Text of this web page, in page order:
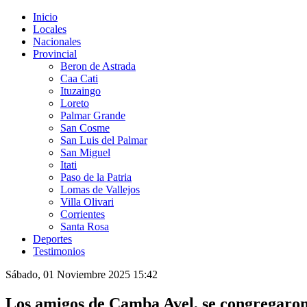
Inicio
Locales
Nacionales
Provincial
Beron de Astrada
Caa Cati
Ituzaingo
Loreto
Palmar Grande
San Cosme
San Luis del Palmar
San Miguel
Itati
Paso de la Patria
Lomas de Vallejos
Villa Olivari
Corrientes
Santa Rosa
Deportes
Testimonios
Sábado, 01 Noviembre 2025 15:42